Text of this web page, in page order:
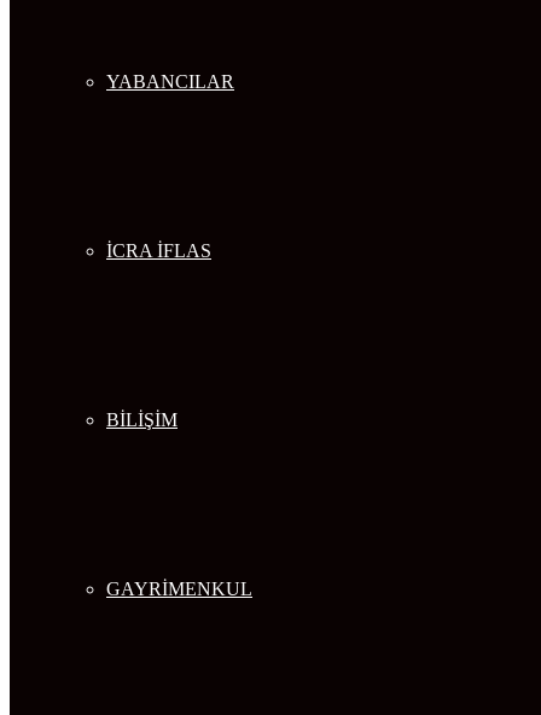
YABANCILAR
İCRA İFLAS
BİLİŞİM
GAYRİMENKUL